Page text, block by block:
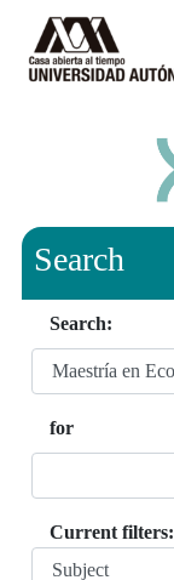
Search
Search:
for
Current filters: